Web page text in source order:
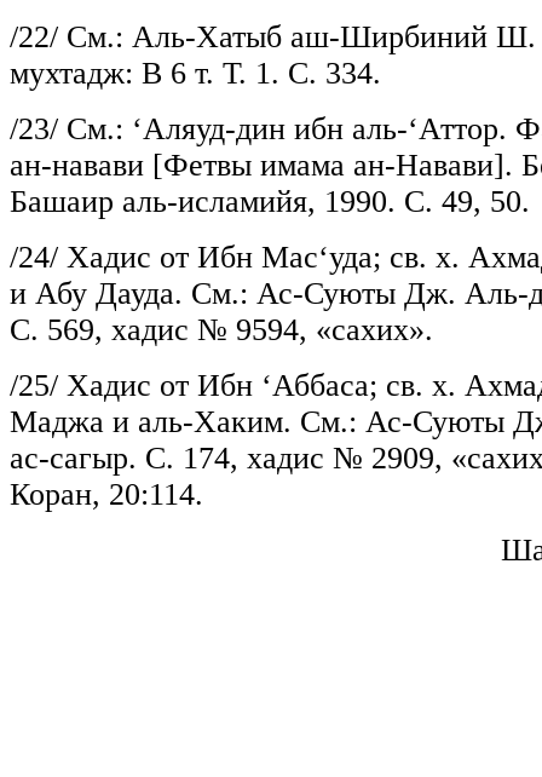
/22/ См.: Аль-Хатыб аш-Ширбиний Ш.
мухтадж: В 6 т. Т. 1. С. 334.
/23/ См.: ‘Аляуд-дин ибн аль-‘Аттор.
ан-навави [Фетвы имама ан-Навави].
Башаир аль-исламийя, 1990. С. 49, 50.
/24/ Хадис от Ибн Мас‘уда; св. х.
и Абу Дауда. См.: Ас-Суюты Дж. Аль-
С. 569, хадис № 9594, «сахих».
/25/ Хадис от Ибн ‘Аббаса; св. х.
Маджа и аль-Хаким. См.: Ас-Суюты
ас-сагыр. С. 174, хадис № 2909,
Коран, 20:114.